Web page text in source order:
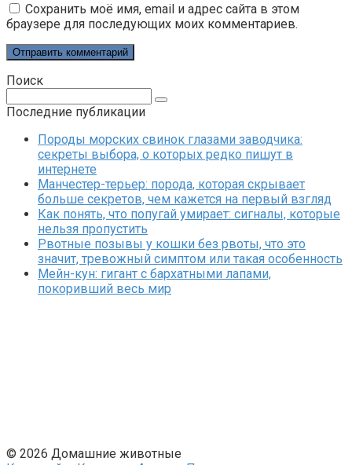
Сохранить моё имя, email и адрес сайта в этом
браузере для последующих моих комментариев.
Поиск
Последние публикации
Породы морских свинок глазами заводчика:
секреты выбора, о которых редко пишут в
интернете
Манчестер-терьер: порода, которая скрывает
больше секретов, чем кажется на первый взгляд
Как понять, что попугай умирает: сигналы, которые
нельзя пропустить
Рвотные позывы у кошки без рвоты, что это
значит, тревожный симптом или такая особенность
Мейн-кун: гигант с бархатными лапами,
покоривший весь мир
© 2026 Домашние животные